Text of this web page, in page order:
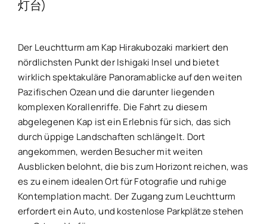
灯台)
Der Leuchtturm am Kap Hirakubozaki markiert den
nördlichsten Punkt der Ishigaki Insel und bietet
wirklich spektakuläre Panoramablicke auf den weiten
Pazifischen Ozean und die darunter liegenden
komplexen Korallenriffe. Die Fahrt zu diesem
abgelegenen Kap ist ein Erlebnis für sich, das sich
durch üppige Landschaften schlängelt. Dort
angekommen, werden Besucher mit weiten
Ausblicken belohnt, die bis zum Horizont reichen, was
es zu einem idealen Ort für Fotografie und ruhige
Kontemplation macht. Der Zugang zum Leuchtturm
erfordert ein Auto, und kostenlose Parkplätze stehen